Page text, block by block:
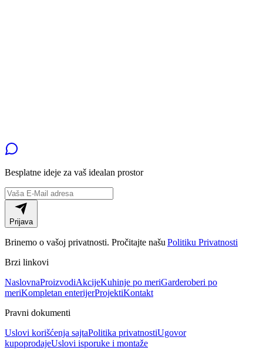
Besplatne ideje za vaš idealan prostor
Prijava
Brinemo o vašoj privatnosti. Pročitajte našu Politiku Privatnosti
Brzi linkovi
NaslovnaProizvodiAkcijeKuhinje po meriGarderoberi po
meriKompletan enterijerProjektiKontakt
Pravni dokumenti
Uslovi korišćenja sajtaPolitika privatnostiUgovor
kupoprodajeUslovi isporuke i montaže